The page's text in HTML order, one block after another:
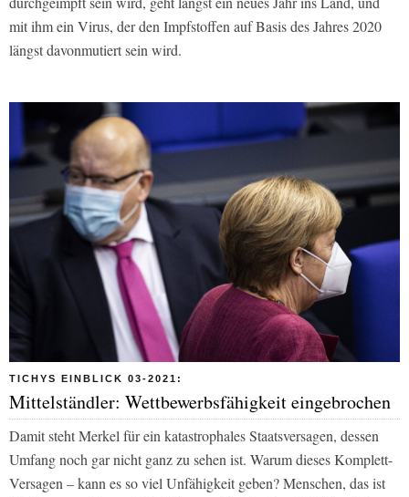
mit ihm ein Virus, der den Impfstoffen auf Basis des Jahres 2020
längst davonmutiert sein wird.
TICHYS EINBLICK 03-2021:
Mittelständler: Wettbewerbsfähigkeit eingebrochen
Damit steht Merkel für ein katastrophales Staatsversagen, dessen
Umfang noch gar nicht ganz zu sehen ist. Warum dieses Komplett-
Versagen – kann es so viel Unfähigkeit geben? Menschen, das ist